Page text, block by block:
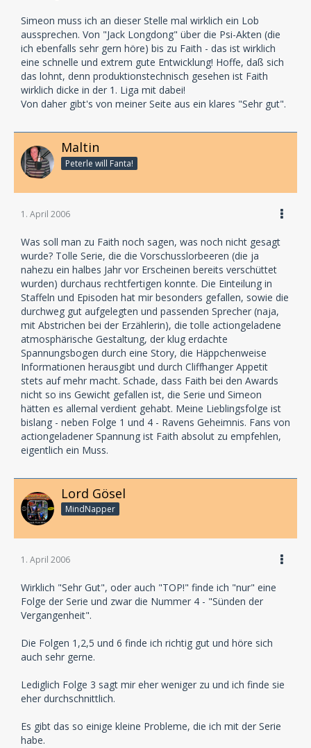
Simeon muss ich an dieser Stelle mal wirklich ein Lob
aussprechen. Von "Jack Longdong" über die Psi-Akten (die
ich ebenfalls sehr gern höre) bis zu Faith - das ist wirklich
eine schnelle und extrem gute Entwicklung! Hoffe, daß sich
das lohnt, denn produktionstechnisch gesehen ist Faith
wirklich dicke in der 1. Liga mit dabei!
Von daher gibt's von meiner Seite aus ein klares "Sehr gut".
Maltin
Peterle will Fanta!
1. April 2006
Was soll man zu Faith noch sagen, was noch nicht gesagt
wurde? Tolle Serie, die die Vorschusslorbeeren (die ja
nahezu ein halbes Jahr vor Erscheinen bereits verschüttet
wurden) durchaus rechtfertigen konnte. Die Einteilung in
Staffeln und Episoden hat mir besonders gefallen, sowie die
durchweg gut aufgelegten und passenden Sprecher (naja,
mit Abstrichen bei der Erzählerin), die tolle actiongeladene
atmosphärische Gestaltung, der klug erdachte
Spannungsbogen durch eine Story, die Häppchenweise
Informationen herausgibt und durch Cliffhanger Appetit
stets auf mehr macht. Schade, dass Faith bei den Awards
nicht so ins Gewicht gefallen ist, die Serie und Simeon
hätten es allemal verdient gehabt. Meine Lieblingsfolge ist
bislang - neben Folge 1 und 4 - Ravens Geheimnis. Fans von
actiongeladener Spannung ist Faith absolut zu empfehlen,
eigentlich ein Muss.
Lord Gösel
MindNapper
1. April 2006
Wirklich "Sehr Gut", oder auch "TOP!" finde ich "nur" eine
Folge der Serie und zwar die Nummer 4 - "Sünden der
Vergangenheit".
Die Folgen 1,2,5 und 6 finde ich richtig gut und höre sich
auch sehr gerne.
Lediglich Folge 3 sagt mir eher weniger zu und ich finde sie
eher durchschnittlich.
Es gibt das so einige kleine Probleme, die ich mit der Serie
habe.